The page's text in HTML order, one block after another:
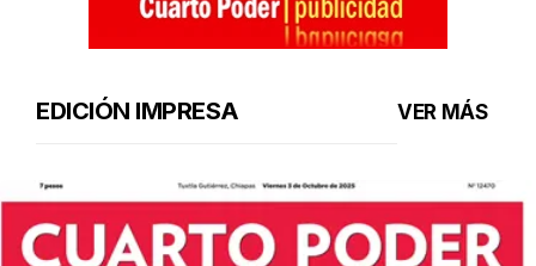
EDICIÓN IMPRESA VER MÁS